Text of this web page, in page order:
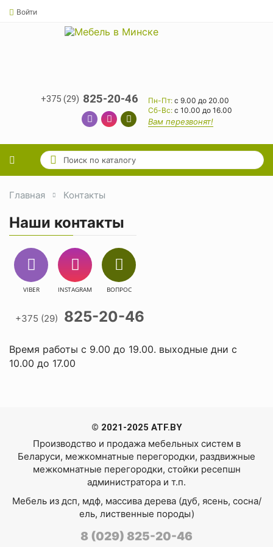
Войти
+375 (29) 825-20-46 Пн-Пт: с 9.00 до 20.00
Cб-Вс: с 10.00 до 16.00
Вам перезвонят!
Главная Контакты
Наши контакты
VIBER INSTAGRAM ВОПРОС
+375 (29) 825-20-46
Время работы с 9.00 до 19.00. выходные дни с
10.00 до 17.00
© 2021-2025 ATF.BY
Производство и продажа мебельных систем в
Беларуси, межкомнатные перегородки, раздвижные
межкомнатные перегородки, стойки ресепшн
администратора и т.п.
Мебель из дсп, мдф, массива дерева (дуб, ясень, сосна/
ель, лиственные породы)
8 (029) 825-20-46